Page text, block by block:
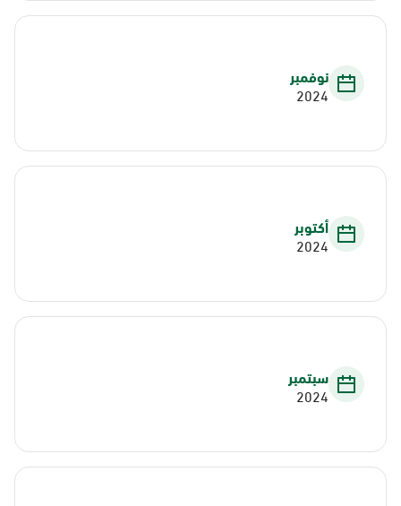
نوفمبر
2024
أكتوبر
2024
سبتمبر
2024